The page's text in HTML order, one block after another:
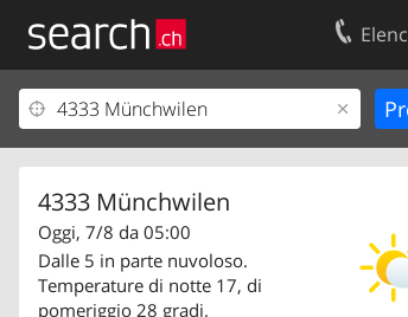
4333 Münchwilen
Oggi, 7/8 da 05:00
Dalle 5 in parte nuvoloso.
Temperature di notte 17, di
pomeriggio 28 gradi.
Il vostro profolio
Area clienti
Informazioni Legali